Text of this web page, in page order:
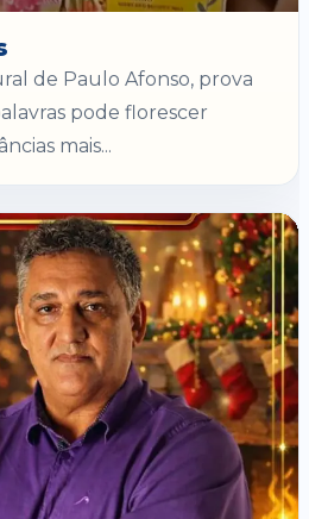
de Paulo Afonso, prova
pode florescer
mais...